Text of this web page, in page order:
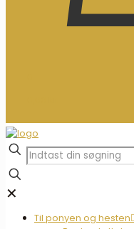
✕
Til ponyen og hesten